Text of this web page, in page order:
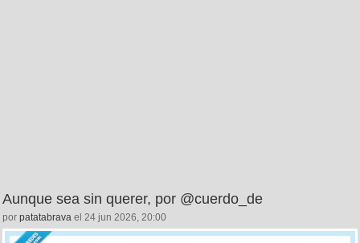
Aunque sea sin querer, por @cuerdo_de
por patatabrava el 24 jun 2026, 20:00